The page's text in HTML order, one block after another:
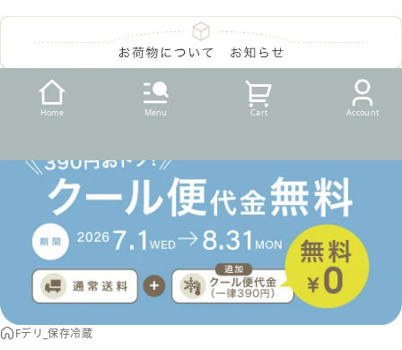
Home Menu Cart Account
Fデリ_保存冷蔵